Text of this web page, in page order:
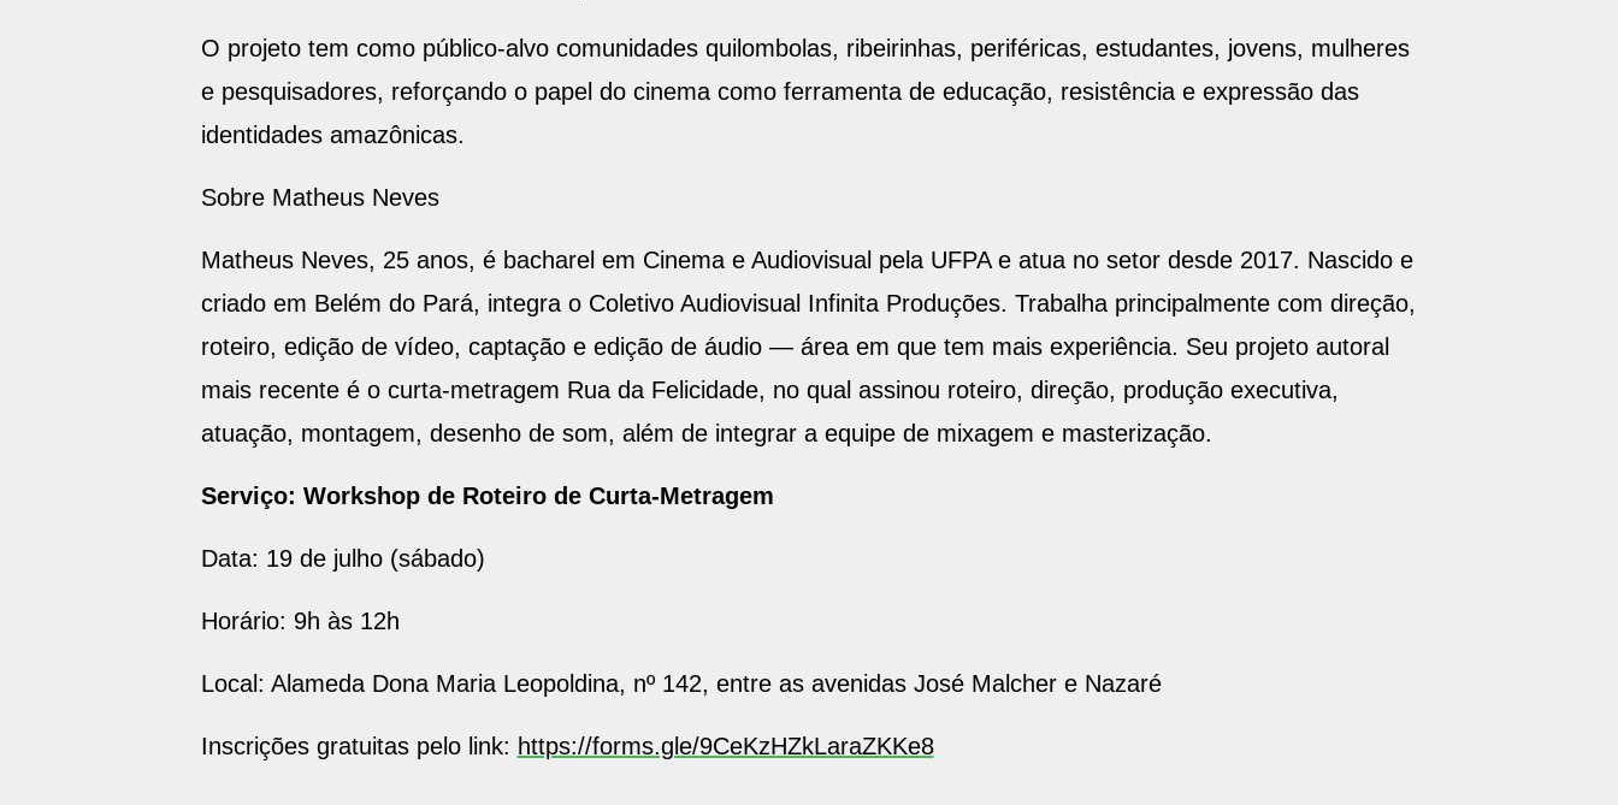
O projeto tem como público-alvo comunidades quilombolas, ribeirinhas, periféricas, estudantes, jovens, mulheres
e pesquisadores, reforçando o papel do cinema como ferramenta de educação, resistência e expressão das
identidades amazônicas.
Sobre Matheus Neves
Matheus Neves, 25 anos, é bacharel em Cinema e Audiovisual pela UFPA e atua no setor desde 2017. Nascido e
criado em Belém do Pará, integra o Coletivo Audiovisual Infinita Produções. Trabalha principalmente com direção,
roteiro, edição de vídeo, captação e edição de áudio — área em que tem mais experiência. Seu projeto autoral
mais recente é o curta-metragem Rua da Felicidade, no qual assinou roteiro, direção, produção executiva,
atuação, montagem, desenho de som, além de integrar a equipe de mixagem e masterização.
Serviço: Workshop de Roteiro de Curta-Metragem
Data: 19 de julho (sábado)
Horário: 9h às 12h
Local: Alameda Dona Maria Leopoldina, nº 142, entre as avenidas José Malcher e Nazaré
Inscrições gratuitas pelo link: https://forms.gle/9CeKzHZkLaraZKKe8